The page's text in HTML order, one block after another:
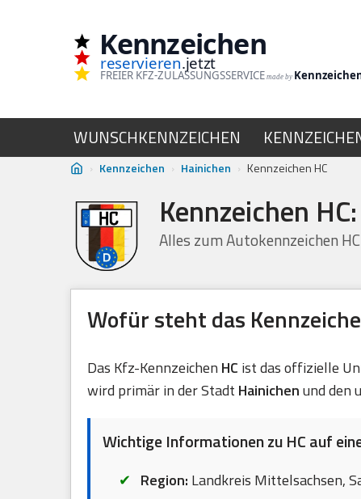
Kennzeichen
reservieren.jetzt
FREIER KFZ-ZULASSUNGSSERVICE made by
WUNSCHKENNZEICHEN
› Kennzeichen › Hainichen › Kennzeichen HC
Kennzeichen
Alles zum Autokennzeichen
Wofür steht das
Das Kfz-Kennzeichen HC ist das offizielle
wird primär in der Stadt Hainichenund den
Wichtige Informationen zu HC auf
Region: Landkreis Mittelsachsen,